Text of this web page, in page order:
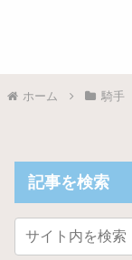
ホーム 騎手
記事を検索